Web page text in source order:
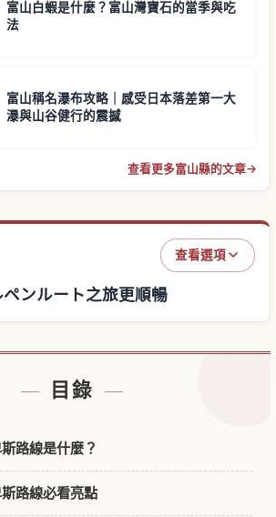
富山白蝦是什麼？富山灣寶石的當季與吃
法
富山稱名瀑布攻略｜感受日本落差第一大
瀑與山谷健行的震撼
查看更多富山縣的文章→
查看選項
ンルート之旅更順暢
目錄
路線是什麼？
路線必看亮點